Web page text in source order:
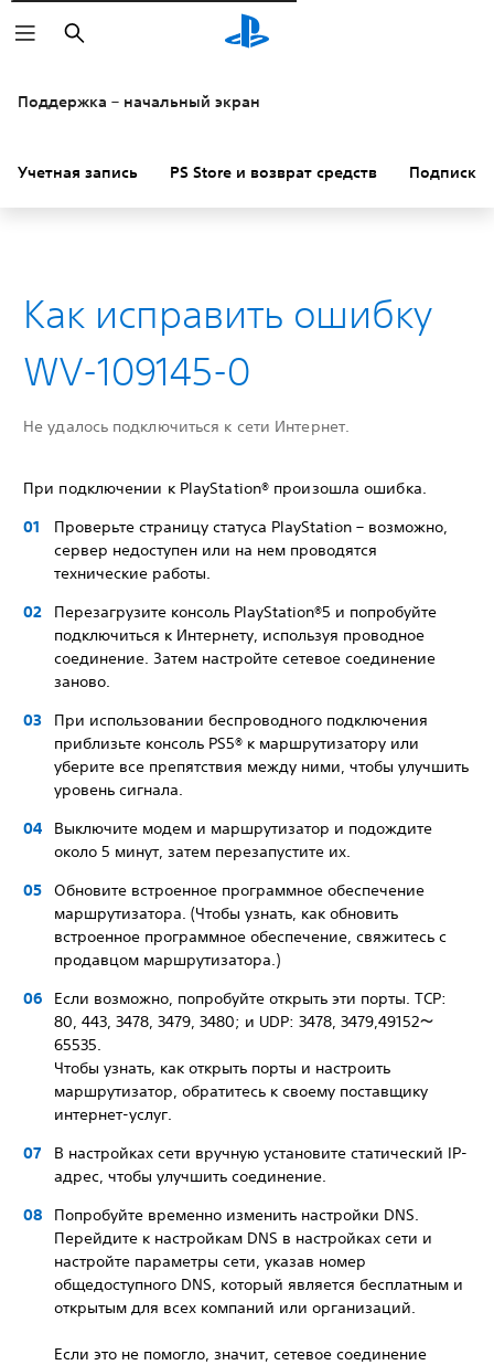
Поиск
Поддержка – начальный экран
Учетная запись PS Store и возврат средств Подписки
Как исправить ошибку
WV-109145-0
Не удалось подключиться к сети Интернет.
При подключении к PlayStation® произошла ошибка.
Проверьте страницу статуса PlayStation – возможно,
сервер недоступен или на нем проводятся
технические работы.
Перезагрузите консоль PlayStation®5 и попробуйте
подключиться к Интернету, используя проводное
соединение. Затем настройте сетевое соединение
заново.
При использовании беспроводного подключения
приблизьте консоль PS5® к маршрутизатору или
уберите все препятствия между ними, чтобы улучшить
уровень сигнала.
Выключите модем и маршрутизатор и подождите
около 5 минут, затем перезапустите их.
Обновите встроенное программное обеспечение
маршрутизатора. (Чтобы узнать, как обновить
встроенное программное обеспечение, свяжитесь с
продавцом маршрутизатора.)
Если возможно, попробуйте открыть эти порты. TCP:
80, 443, 3478, 3479, 3480; и UDP: 3478, 3479,49152～
65535.
Чтобы узнать, как открыть порты и настроить
маршрутизатор, обратитесь к своему поставщику
интернет-услуг.
В настройках сети вручную установите статический IP-
адрес, чтобы улучшить соединение.
Попробуйте временно изменить настройки DNS.
Перейдите к настройкам DNS в настройках сети и
настройте параметры сети, указав номер
общедоступного DNS, который является бесплатным и
открытым для всех компаний или организаций.
Если это не помогло, значит, сетевое соединение